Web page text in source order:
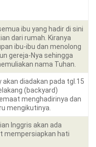
ibu yang hadir di sini
dari rumah. Kiranya
ibu-ibu dan menolong
gereja-Nya sehingga
nama Tuhan.
diadakan pada tgl.15
(backyard)
menghadirinya dan
mengikutinya.
Inggris akan ada
mempersiapkan hati